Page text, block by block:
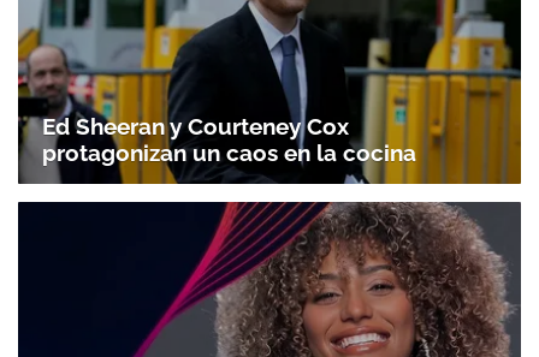
Ed Sheeran y Courteney Cox
protagonizan un caos en la cocina